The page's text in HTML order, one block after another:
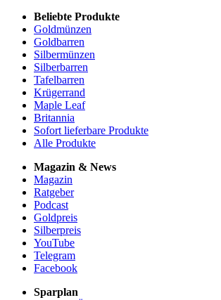
Beliebte Produkte
Goldmünzen
Goldbarren
Silbermünzen
Silberbarren
Tafelbarren
Krügerrand
Maple Leaf
Britannia
Sofort lieferbare Produkte
Alle Produkte
Magazin & News
Magazin
Ratgeber
Podcast
Goldpreis
Silberpreis
YouTube
Telegram
Facebook
Sparplan